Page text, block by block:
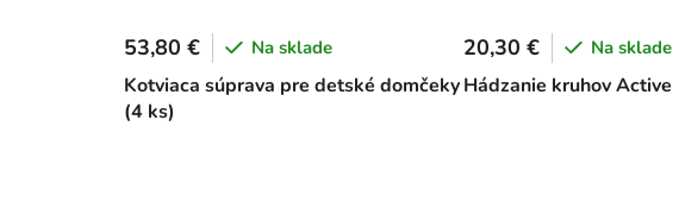
Kotviaca súprava pre detské domčeky
(4 ks)
53,80 € Na sklade
Hádzanie kruhov Active
20,30 € Na sklade